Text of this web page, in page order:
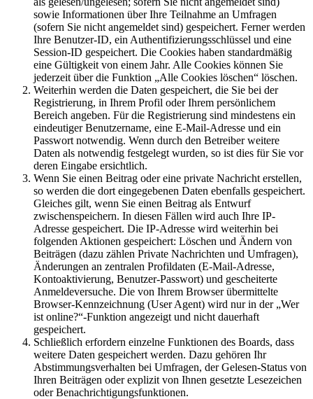
sowie Informationen über Ihre Teilnahme an Umfragen
(sofern Sie nicht angemeldet sind) gespeichert. Ferner werden
Ihre Benutzer-ID, ein Authentifizierungsschlüssel und eine
Session-ID gespeichert. Die Cookies haben standardmäßig
eine Gültigkeit von einem Jahr. Alle Cookies können Sie
jederzeit über die Funktion „Alle Cookies löschen“ löschen.
Weiterhin werden die Daten gespeichert, die Sie bei der
Registrierung, in Ihrem Profil oder Ihrem persönlichem
Bereich angeben. Für die Registrierung sind mindestens ein
eindeutiger Benutzername, eine E-Mail-Adresse und ein
Passwort notwendig. Wenn durch den Betreiber weitere
Daten als notwendig festgelegt wurden, so ist dies für Sie vor
deren Eingabe ersichtlich.
Wenn Sie einen Beitrag oder eine private Nachricht erstellen,
so werden die dort eingegebenen Daten ebenfalls gespeichert.
Gleiches gilt, wenn Sie einen Beitrag als Entwurf
zwischenspeichern. In diesen Fällen wird auch Ihre IP-
Adresse gespeichert. Die IP-Adresse wird weiterhin bei
folgenden Aktionen gespeichert: Löschen und Ändern von
Beiträgen (dazu zählen Private Nachrichten und Umfragen),
Änderungen an zentralen Profildaten (E-Mail-Adresse,
Kontoaktivierung, Benutzer-Passwort) und gescheiterte
Anmeldeversuche. Die von Ihrem Browser übermittelte
Browser-Kennzeichnung (User Agent) wird nur in der „Wer
ist online?“-Funktion angezeigt und nicht dauerhaft
gespeichert.
Schließlich erfordern einzelne Funktionen des Boards, dass
weitere Daten gespeichert werden. Dazu gehören Ihr
Abstimmungsverhalten bei Umfragen, der Gelesen-Status von
Ihren Beiträgen oder explizit von Ihnen gesetzte Lesezeichen
oder Benachrichtigungsfunktionen.